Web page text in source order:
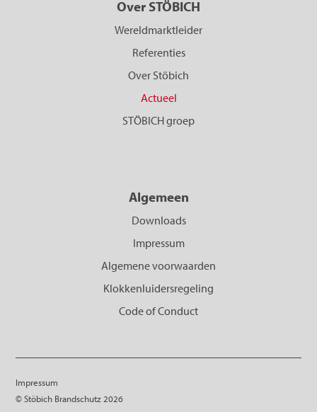
Over STÖBICH
Wereldmarktleider
Referenties
Over Stöbich
Actueel
STÖBICH groep
Algemeen
Downloads
Impressum
Algemene voorwaarden
Klokkenluidersregeling
Code of Conduct
Impressum
© Stöbich Brandschutz 2026